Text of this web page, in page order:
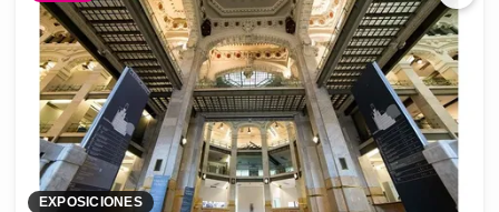
EXPOSICIONES